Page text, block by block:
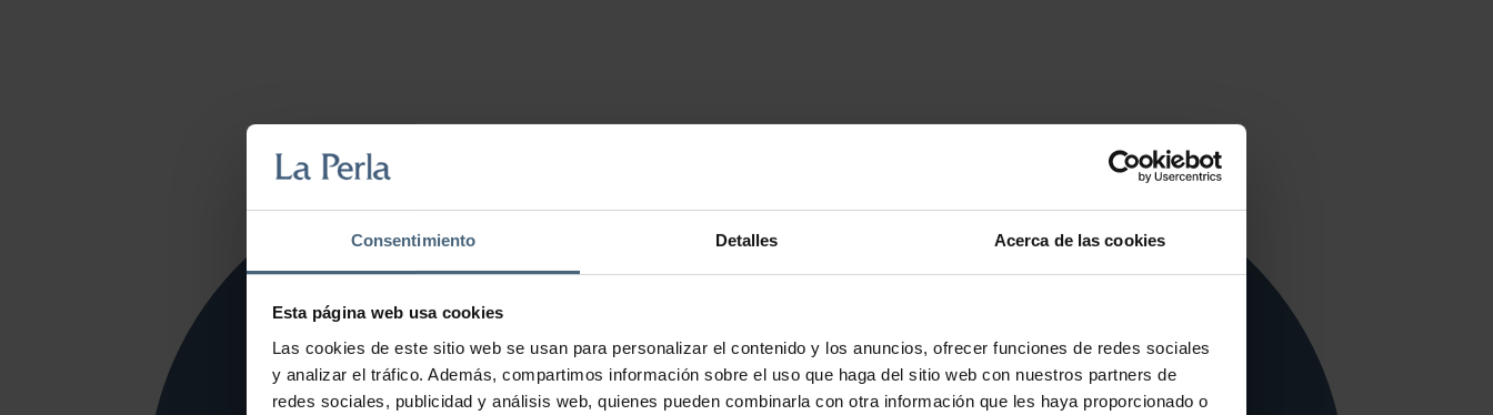
Consentimiento Detalles Acerca de las cookies
Esta página web usa cookies
Las cookies de este sitio web se usan para personalizar el contenido y los anuncios, ofrecer funciones de redes sociales
y analizar el tráfico. Además, compartimos información sobre el uso que haga del sitio web con nuestros partners de
redes sociales, publicidad y análisis web, quienes pueden combinarla con otra información que les haya proporcionado o